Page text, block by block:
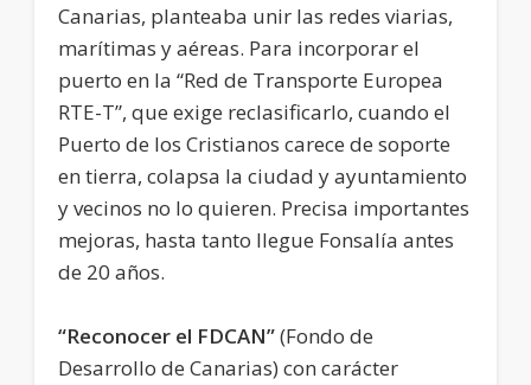
Canarias, planteaba unir las redes viarias,
marítimas y aéreas. Para incorporar el
puerto en la “Red de Transporte Europea
RTE-T”, que exige reclasificarlo, cuando el
Puerto de los Cristianos carece de soporte
en tierra, colapsa la ciudad y ayuntamiento
y vecinos no lo quieren. Precisa importantes
mejoras, hasta tanto llegue Fonsalía antes
de 20 años.
“Reconocer el FDCAN”(Fondo de
Desarrollo de Canarias) con carácter